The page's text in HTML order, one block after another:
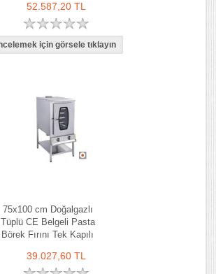
52.587,20 TL
75x100 cm Doğalgazlı
Tüplü CE Belgeli Pasta
Börek Fırını Tek Kapılı
39.027,60 TL